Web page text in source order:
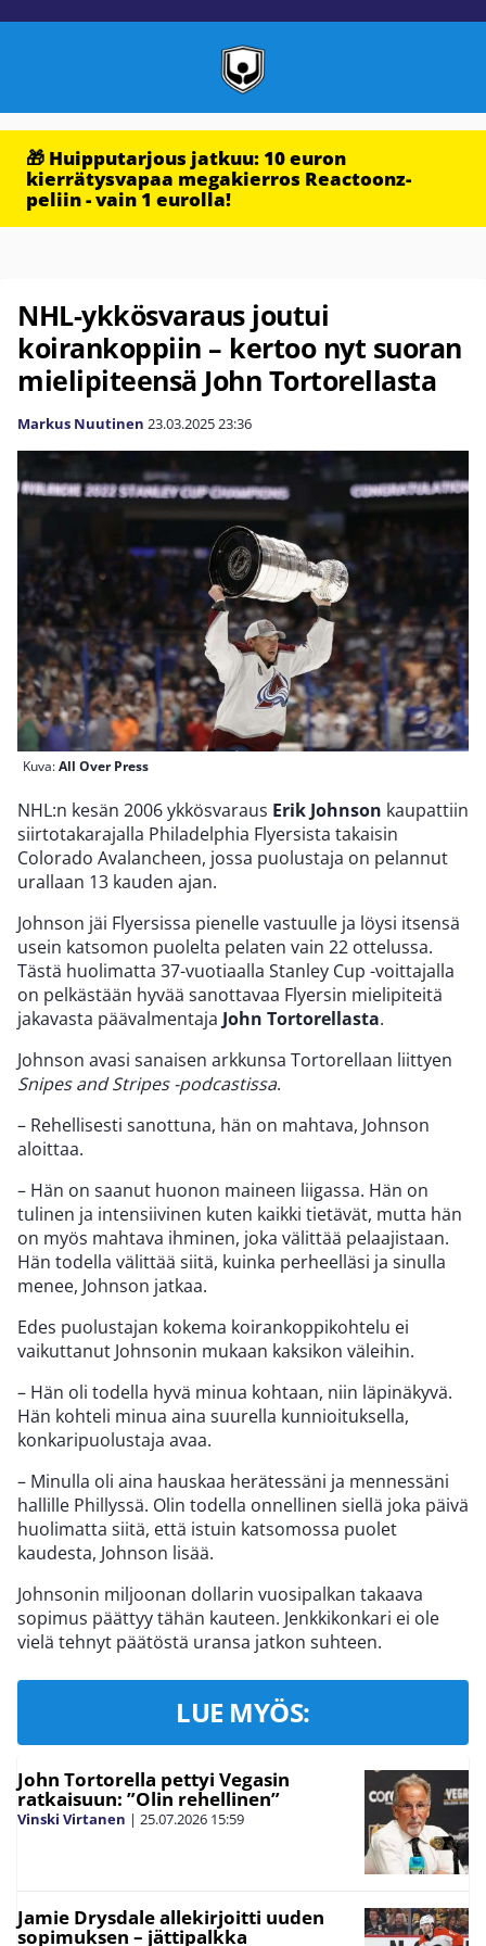
🎁 Huipputarjous jatkuu: 10 euron
kierrätysvapaa megakierros Reactoonz-
peliin - vain 1 eurolla!
NHL-ykkösvaraus joutui
koirankoppiin – kertoo nyt suoran
mielipiteensä John Tortorellasta
Markus Nuutinen 23.03.202523:36
Kuva:All Over Press
NHL:n kesän 2006 ykkösvaraus Erik Johnson kaupattiin
siirtotakarajalla Philadelphia Flyersista takaisin
Colorado Avalancheen, jossa puolustaja on pelannut
urallaan 13 kauden ajan.
Johnson jäi Flyersissa pienelle vastuulle ja löysi itsensä
usein katsomon puolelta pelaten vain 22 ottelussa.
Tästä huolimatta 37-vuotiaalla Stanley Cup -voittajalla
on pelkästään hyvää sanottavaa Flyersin mielipiteitä
jakavasta päävalmentaja John Tortorellasta.
Johnson avasi sanaisen arkkunsa Tortorellaan liittyen
Snipes and Stripes -podcastissa.
– Rehellisesti sanottuna, hän on mahtava, Johnson
aloittaa.
– Hän on saanut huonon maineen liigassa. Hän on
tulinen ja intensiivinen kuten kaikki tietävät, mutta hän
on myös mahtava ihminen, joka välittää pelaajistaan.
Hän todella välittää siitä, kuinka perheelläsi ja sinulla
menee, Johnson jatkaa.
Edes puolustajan kokema koirankoppikohtelu ei
vaikuttanut Johnsonin mukaan kaksikon väleihin.
– Hän oli todella hyvä minua kohtaan, niin läpinäkyvä.
Hän kohteli minua aina suurella kunnioituksella,
konkaripuolustaja avaa.
– Minulla oli aina hauskaa herätessäni ja mennessäni
hallille Phillyssä. Olin todella onnellinen siellä joka päivä
huolimatta siitä, että istuin katsomossa puolet
kaudesta, Johnson lisää.
Johnsonin miljoonan dollarin vuosipalkan takaava
sopimus päättyy tähän kauteen. Jenkkikonkari ei ole
vielä tehnyt päätöstä uransa jatkon suhteen.
LUE MYÖS:
John Tortorella pettyi Vegasin
ratkaisuun: ”Olin rehellinen”
Vinski Virtanen | 25.07.2026 15:59
Jamie Drysdale allekirjoitti uuden
sopimuksen – jättipalkka